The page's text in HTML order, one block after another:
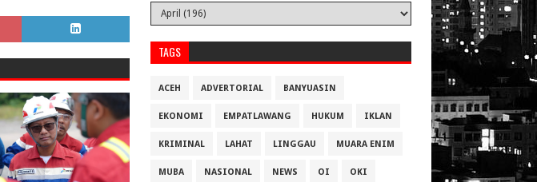
TAGS
ACEH ADVERTORIAL BANYUASIN
EKONOMI EMPATLAWANG HUKUM IKLAN
KRIMINAL LAHAT LINGGAU MUARA ENIM
MUBA NASIONAL NEWS OI OKI